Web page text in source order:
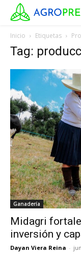
Inicio Etiquetas
Tag:
Ganadería
Midagri
inversión y
Dayan Viera Reina -